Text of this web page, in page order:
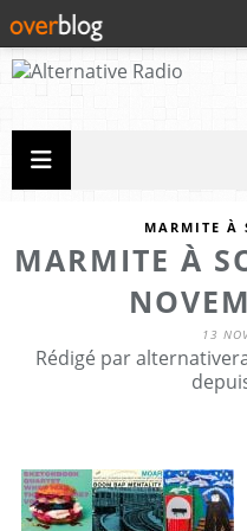
MARMITE À
MARMITE À
13
Rédigé par